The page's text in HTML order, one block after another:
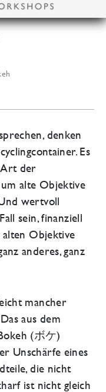
denken
Es
Art der
alte Objektive
wertvoll
sein, finanziell
alten Objektive
anderes, ganz
mancher
aus dem
(ボケ)
Unschärfe eines
die nicht
ist nicht gleich